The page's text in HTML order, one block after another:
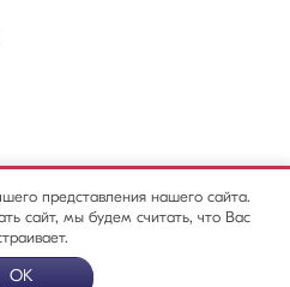
представления нашего сайта.
сайт, мы будем считать, что Вас
OK